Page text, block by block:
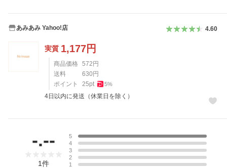
あみあみ Yahoo!店 4.60
実質 1,177円
商品価格 572 円
送料
630 円
ポイント
25pt 5%
4日以内に発送（休業日を除く）
-.--
1件
5
4
3
2
1